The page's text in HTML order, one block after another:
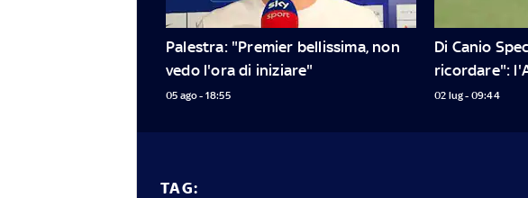
Palestra: "Premier bellissima, non
vedo l'ora di iniziare"
05 ago - 18:55
Di Canio
ricordare":
02 lug - 09:44
TAG: